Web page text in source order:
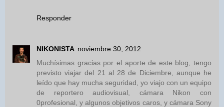
Responder
NIKONISTA noviembre 30, 2012
Muchísimas gracias por el aporte de este blog, tengo
previsto viajar del 21 al 28 de Diciembre, aunque he
leído que hay mucha seguridad, yo viajo con un equipo
de reportero audiovisual, cámara Nikon con
0profesional, y algunos objetivos caros, y cámara Sony